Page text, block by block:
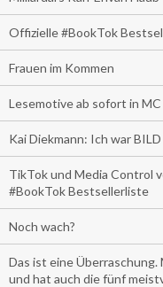
Offizielle #BookTok
Frauen im Kommen
Lesemotive ab sofort in
Kai Diekmann: Ich war BILD
TikTok und Media Control
#BookTok Bestsellerliste
Noch wach?
Das ist eine Überraschung.
und hat auch die fünf